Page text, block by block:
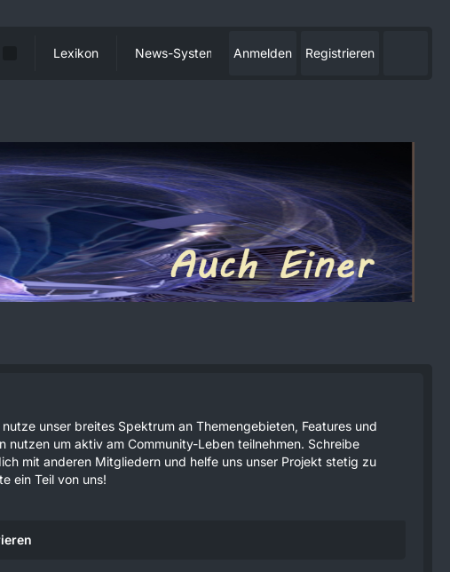
Lexikon News-System Anmelden Registrieren
unser breites Spektrum an Themengebieten, Features und
um aktiv am Community-Leben teilnehmen. Schreibe
mit anderen Mitgliedern und helfe uns unser Projekt stetig zu
ein Teil von uns!